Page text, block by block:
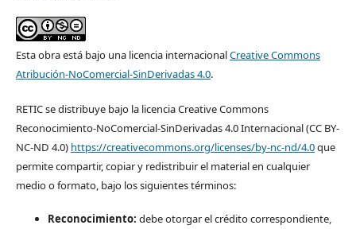
Esta obra está bajo una licencia internacionalCreative Commons
Atribución-NoComercial-SinDerivadas 4.0.
RETIC se distribuye bajo la licencia Creative Commons
Reconocimiento-NoComercial-SinDerivadas 4.0 Internacional (CC BY-
NC-ND 4.0) https://creativecommons.org/licenses/by-nc-nd/4.0que
permite compartir, copiar y redistribuir el material en cualquier
medio o formato, bajo los siguientes términos:
Reconocimiento: debe otorgar el crédito correspondiente,